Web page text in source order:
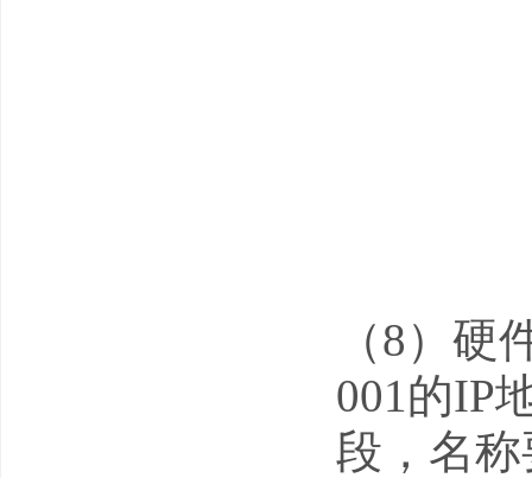
（8）硬
001的IP
段，名称